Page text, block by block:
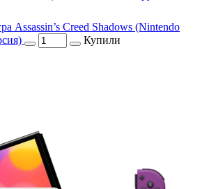
Assassin’s Creed Shadows (Nintendo
Купили